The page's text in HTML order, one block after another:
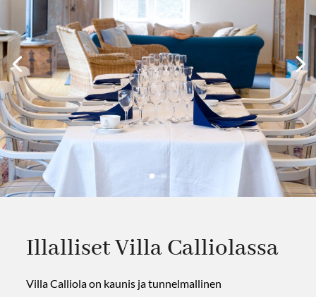
Illalliset Villa Calliolassa
Villa Calliola on kaunis ja tunnelmallinen